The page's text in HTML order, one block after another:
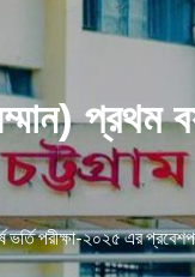
প্রথম
ভর্তি পরীক্ষা-২০২৫ এর